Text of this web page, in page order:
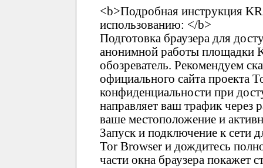
<b>Подробная инструкция
использованию: </b>
Подготовка браузера для
анонимной работы площадки
обозреватель. Рекомендуем
официального сайта проекта
конфиденциальности при
направляет ваш трафик через
ваше местоположение и
Запуск и подключение к сети
Tor Browser и дождитесь
части окна браузера покажет